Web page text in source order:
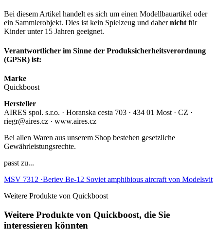
Bei diesem Artikel handelt es sich um einen Modellbauartikel oder
ein Sammlerobjekt. Dies ist kein Spielzeug und dahernicht für
Kinder unter 15 Jahren geeignet.
Verantwortlicher im Sinne der Produksicherheitsverordnung
(GPSR) ist:
Marke
Quickboost
Hersteller
AIRES spol. s.r.o. · Horanska cesta 703 · 434 01 Most · CZ ·
riegr@aires.cz · www.aires.cz
Bei allen Waren aus unserem Shop bestehen gesetzliche
Gewährleistungsrechte.
passt zu...
MSV 7312 ·Beriev Be-12 Soviet amphibious aircraft von Modelsvit
Weitere Produkte von Quickboost
Weitere Produkte von Quickboost, die Sie
interessieren könnten